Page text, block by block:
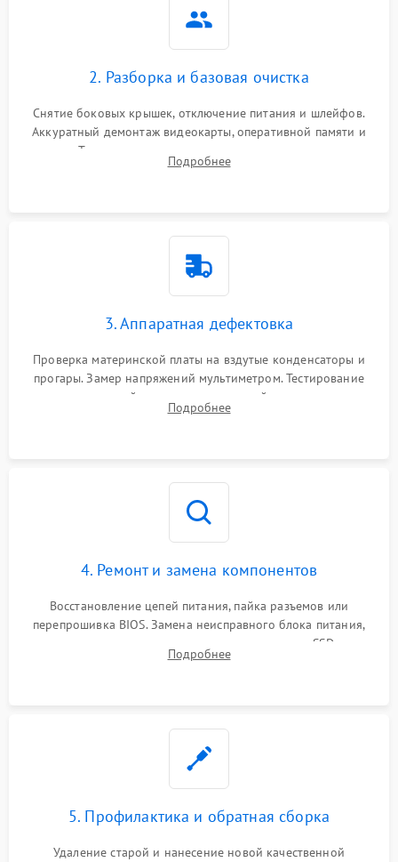
2. Разборка и базовая очистка
Снятие боковых крышек, отключение питания и шлейфов.
Аккуратный демонтаж видеокарты, оперативной памяти и
кулеров. Тщательная очистка корпуса и радиаторов от пыли
с помощью сжатого воздуха для предотвращения
Подробнее
3. Аппаратная дефектовка
Проверка материнской платы на вздутые конденсаторы и
прогары. Замер напряжений мультиметром. Тестирование
оперативной памяти и накопителей с помощью
диагностического ПО для выявления сбойных секторов и
Подробнее
4. Ремонт и замена компонентов
Восстановление цепей питания, пайка разъемов или
перепрошивка BIOS. Замена неисправного блока питания,
видеокарты, процессора или установка нового SSD для
восстановления и повышения скорости работы системы.
Подробнее
5. Профилактика и обратная сборка
Удаление старой и нанесение новой качественной